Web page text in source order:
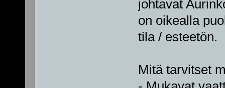
johtavat
on oikealla
tila / esteetön.
Mitä tarvitset